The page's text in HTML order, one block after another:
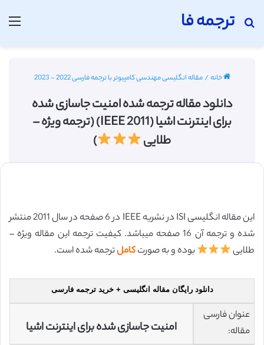
ترجمه فا
جستجو برای
خانه/مقاله انگلیسی مهندسی کامپیوتر با ترجمه فارسی 2022 - 2023
دانلود مقاله ترجمه شده امنیت جاسازی شده
برای اینترنت اشیا (IEEE 2011) (ترجمه ویژه –
طلایی
)
این مقاله انگلیسی ISI در نشریه IEEE در 6 صفحه در سال 2011 منتشر
شده و ترجمه آن 16 صفحه میباشد. کیفیت ترجمه این مقاله ویژه –
طلایی
بوده و به صورتکاملترجمه شده است.
دانلود رایگان مقاله انگلیسی + خرید ترجمه فارسی
عنوان فارسی
مقاله:
امنیت جاسازی شده برای اینترنت اشیا